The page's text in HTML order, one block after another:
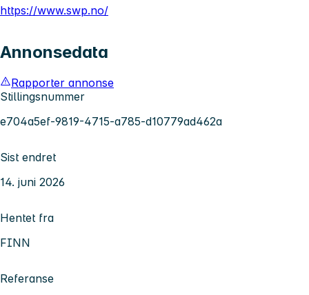
https://www.swp.no/
Annonsedata
Rapporter annonse
Stillingsnummer
e704a5ef-9819-4715-a785-d10779ad462a
Sist endret
14. juni 2026
Hentet fra
FINN
Referanse